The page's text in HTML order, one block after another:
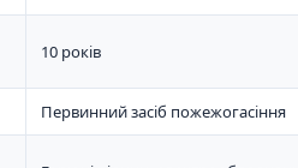
10 років
Первинний засіб пожежогасіння